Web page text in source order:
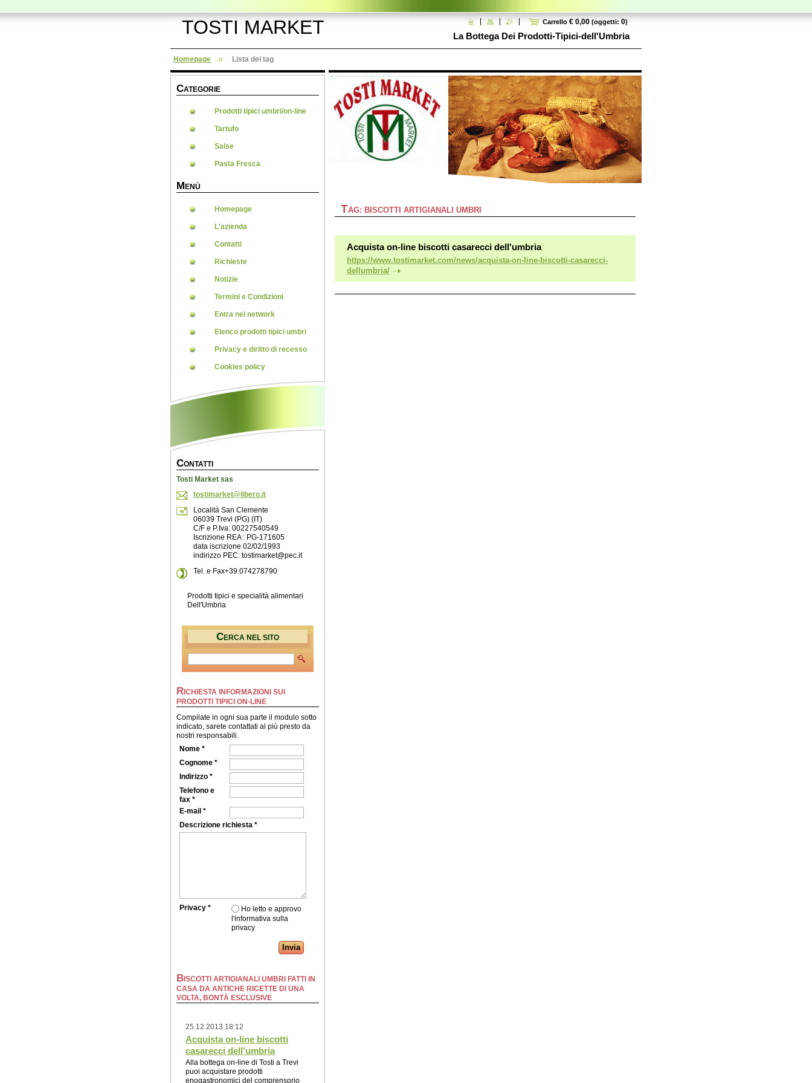
TOSTI MARKET Carrello € 0,00 (oggetti: 0)
La Bottega Dei Prodotti-Tipici-dell'Umbria
Homepage Lista dei tag
TAG: BISCOTTI ARTIGIANALI UMBRI
Acquista on-line biscotti casarecci dell'umbria
https://www.tostimarket.com/news/acquista-on-line-biscotti-casarecci-
dellumbria/
CATEGORIE
Prodotti tipici umbri/on-line
Tartufo
Salse
Pasta Fresca
M ENÙ
Homepage
L'azienda
Contatti
Richieste
Notizie
Termini e Condizioni
Entra nel network
Elenco prodotti tipici umbri
Privacy e diritto di recesso
Cookies policy
CONTATTI
Tosti Market sas
tostimarket@libero.it
Località San Clemente
06039 Trevi (PG) (IT)
C/F e P.Iva: 00227540549
Iscrizione REA : PG-171605
data iscrizione 02/02/1993
indirizzo PEC: tostimarket@pec.it
Tel. e Fax+39.074278790
Prodotti tipici e specialità alimentari
Dell'Umbria
CERCA NEL SITO
R ICHIESTA INFORMAZIONI SUI
PRODOTTI TIPICI ON-LINE
Compilate in ogni sua parte il modulo sotto
indicato, sarete contattati al più presto da
nostri responsabili.
Nome *
Cognome *
Indirizzo *
Telefono e
fax *
E-mail *
Descrizione richiesta *
Privacy *
Ho letto e approvo
l'informativa sulla
privacy
B ISCOTTI ARTIGIANALI UMBRI FATTI IN
CASA DA ANTICHE RICETTE DI UNA
VOLTA, BONTÀ ESCLUSIVE
25.12.2013 18:12
Acquista on-line biscotti
casarecci dell'umbria
Alla bottega on-line di Tosti a Trevi
puoi acquistare prodotti
enogastronomici del comprensorio